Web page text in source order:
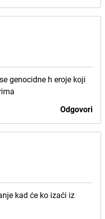
genocidne h eroje koji
Odgovori
kad će ko izaći iz